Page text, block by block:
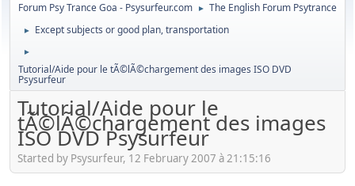
Forum Psy Trance Goa - Psysurfeur.com ► The English Forum Psytrance
► Except subjects or good plan, transportation
►
Tutorial/Aide pour le tÃ©lÃ©chargement des images ISO DVD
Psysurfeur
Tutorial/Aide pour le
tÃ©lÃ©chargement des images
ISO DVD Psysurfeur
Started by Psysurfeur, 12 February 2007 à 21:15:16